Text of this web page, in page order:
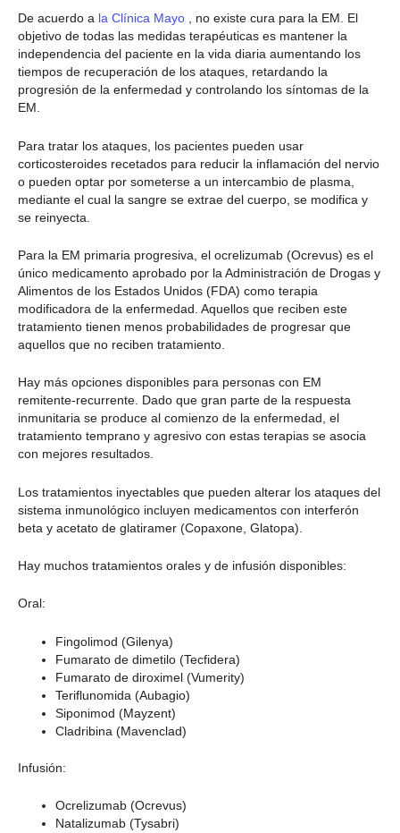
De acuerdo a la Clínica Mayo , no existe cura para la EM. El
objetivo de todas las medidas terapéuticas es mantener la
independencia del paciente en la vida diaria aumentando los
tiempos de recuperación de los ataques, retardando la
progresión de la enfermedad y controlando los síntomas de la
EM.
Para tratar los ataques, los pacientes pueden usar
corticosteroides recetados para reducir la inflamación del nervio
o pueden optar por someterse a un intercambio de plasma,
mediante el cual la sangre se extrae del cuerpo, se modifica y
se reinyecta.
Para la EM primaria progresiva, el ocrelizumab (Ocrevus) es el
único medicamento aprobado por la Administración de Drogas y
Alimentos de los Estados Unidos (FDA) como terapia
modificadora de la enfermedad. Aquellos que reciben este
tratamiento tienen menos probabilidades de progresar que
aquellos que no reciben tratamiento.
Hay más opciones disponibles para personas con EM
remitente-recurrente. Dado que gran parte de la respuesta
inmunitaria se produce al comienzo de la enfermedad, el
tratamiento temprano y agresivo con estas terapias se asocia
con mejores resultados.
Los tratamientos inyectables que pueden alterar los ataques del
sistema inmunológico incluyen medicamentos con interferón
beta y acetato de glatiramer (Copaxone, Glatopa).
Hay muchos tratamientos orales y de infusión disponibles:
Oral:
Fingolimod (Gilenya)
Fumarato de dimetilo (Tecfidera)
Fumarato de diroximel (Vumerity)
Teriflunomida (Aubagio)
Siponimod (Mayzent)
Cladribina (Mavenclad)
Infusión:
Ocrelizumab (Ocrevus)
Natalizumab (Tysabri)